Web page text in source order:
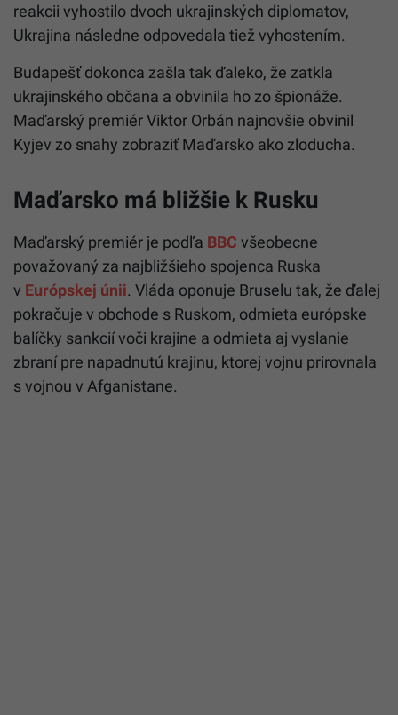
reakcii vyhostilo dvoch ukrajinských diplomatov,
Ukrajina následne odpovedala tiež vyhostením.
Budapešť dokonca zašla tak ďaleko, že zatkla
ukrajinského občana a obvinila ho zo špionáže.
Maďarský premiér Viktor Orbán najnovšie obvinil
Kyjev zo snahy zobraziť Maďarsko ako zloducha.
Maďarsko má bližšie k Rusku
Maďarský premiér je podľa BBC všeobecne
považovaný za najbližšieho spojenca Ruska
v Európskej únii. Vláda oponuje Bruselu tak, že ďalej
pokračuje v obchode s Ruskom, odmieta európske
balíčky sankcií voči krajine a odmieta aj vyslanie
zbraní pre napadnutú krajinu, ktorej vojnu prirovnala
s vojnou v Afganistane.